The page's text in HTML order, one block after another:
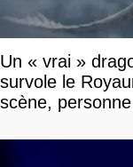
Un « vrai »
survole le
scène,